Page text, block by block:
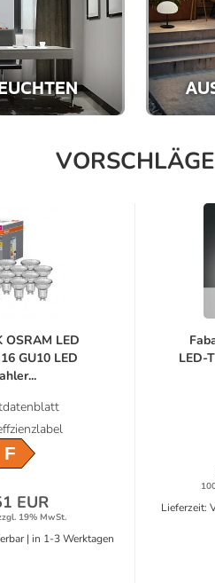
VORSCHLÄGE
OSRAM LED
GU10 LED
EUR
19% MwSt.
| in 1-3 Werktagen
LED-
Lieferzeit: